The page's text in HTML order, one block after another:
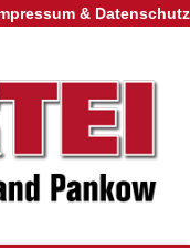
& Datenschutz